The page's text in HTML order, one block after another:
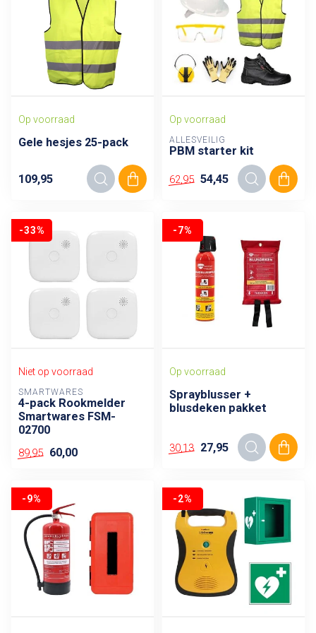
Op voorraad
Gele hesjes 25-pack
109,95
Op voorraad
ALLESVEILIG
PBM starter kit
62,95 54,45
-33%
Niet op voorraad
SMARTWARES
4-pack Rookmelder
Smartwares FSM-
02700
89,95 60,00
-7%
Op voorraad
Sprayblusser +
blusdeken pakket
30,13 27,95
-9% -2%